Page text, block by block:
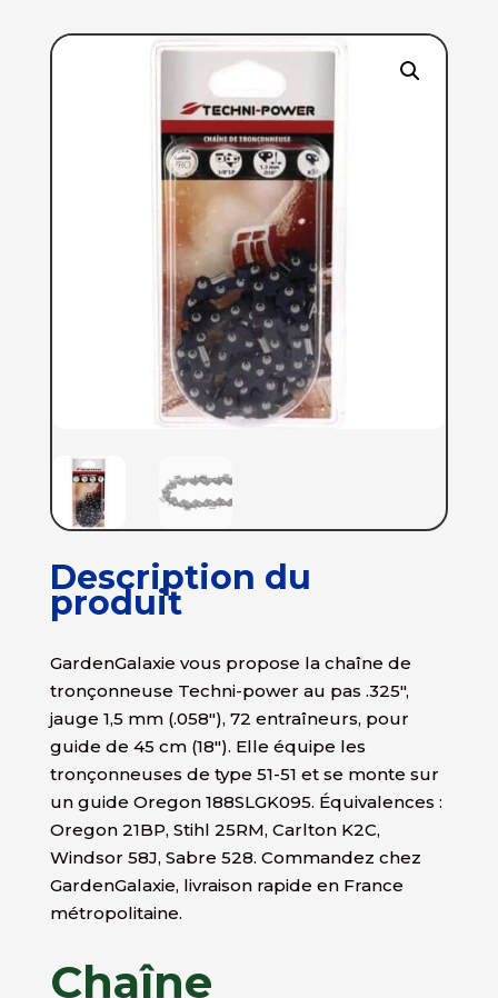
Description du
produit
GardenGalaxie vous propose la chaîne de
tronçonneuse Techni-power au pas .325″,
jauge 1,5 mm (.058″), 72 entraîneurs, pour
guide de 45 cm (18″). Elle équipe les
tronçonneuses de type 51-51 et se monte sur
un guide Oregon 188SLGK095. Équivalences :
Oregon 21BP, Stihl 25RM, Carlton K2C,
Windsor 58J, Sabre 528. Commandez chez
GardenGalaxie, livraison rapide en France
métropolitaine.
Chaîne